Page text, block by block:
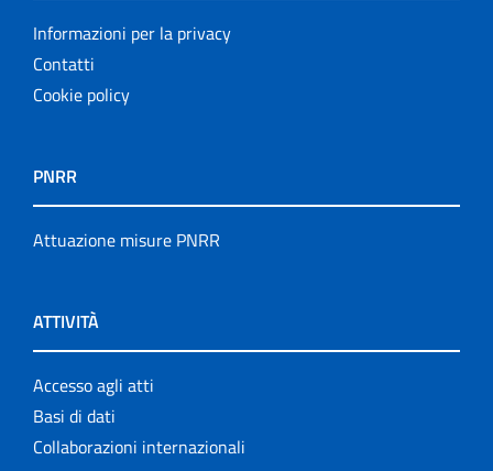
Informazioni per la privacy
Contatti
Cookie policy
PNRR
Attuazione misure PNRR
ATTIVITÀ
Accesso agli atti
Basi di dati
Collaborazioni internazionali